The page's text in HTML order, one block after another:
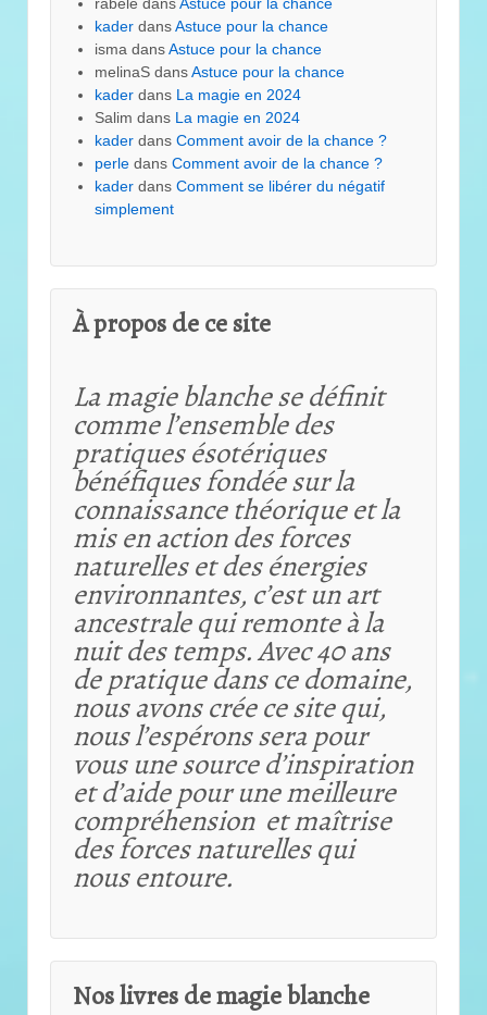
kader dansAstuce pour la chance
isma dansAstuce pour la chance
melinaS dansAstuce pour la chance
kader dans La magie en 2024
Salim dans La magie en 2024
kader dans Comment avoir de la chance ?
perle dans Comment avoir de la chance ?
kader dans Comment se libérer du négatif
simplement
À propos de ce site
La magie blanche se définit
comme l’ensemble des
pratiques ésotériques
bénéfiques fondée sur la
connaissance théorique etla
mis en action des forces
naturelles et des énergies
environnantes, c’est un art
ancestrale qui remonte à la
nuit des temps. Avec 40 ans
de pratique dans ce domaine,
nous avons crée ce site qui,
nous l’espérons sera pour
vous une source d’inspiration
et d’aide pour une meilleure
compréhension et maîtrise
des forces naturelles qui
nous entoure.
Nos livres de magie blanche